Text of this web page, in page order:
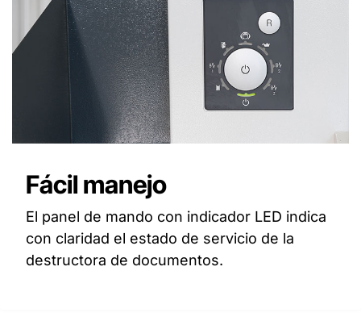
Fácil manejo
El panel de mando con indicador LED indica
con claridad el estado de servicio de la
destructora de documentos.